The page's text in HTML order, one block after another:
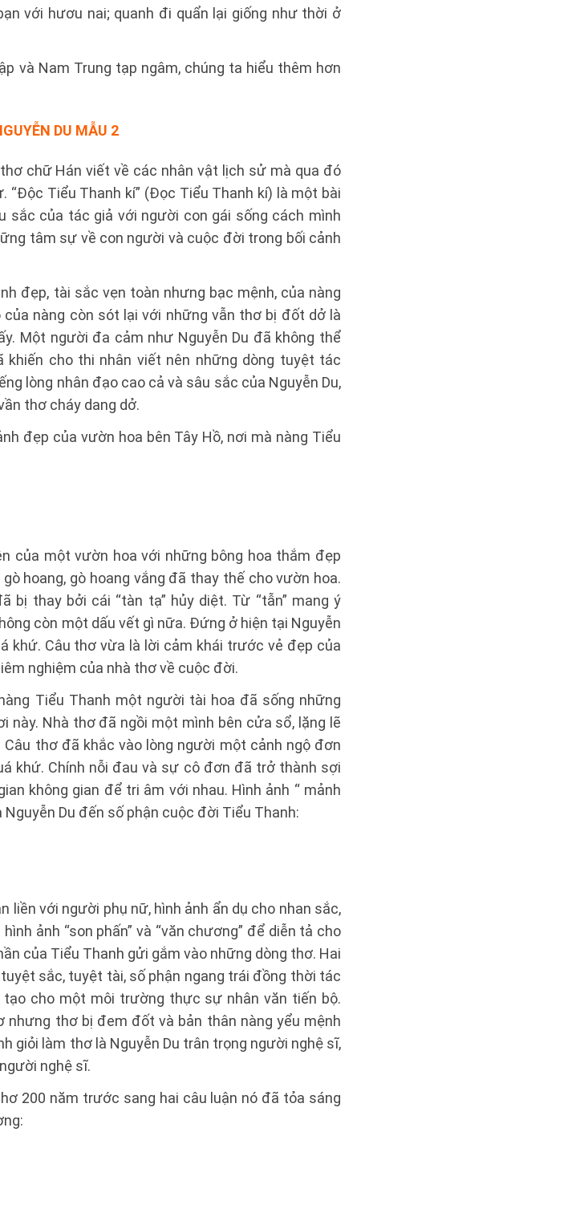
với hươu nai; quanh đi quẩn lại giống như thời ở
và Nam Trung tạp ngâm, chúng ta hiểu thêm hơn
DU MẪU 2
chữ Hán viết về các nhân vật lịch sử mà qua đó
Tiểu Thanh kí” (Đọc Tiểu Thanh kí) là một bài
sắc của tác giả với người con gái sống cách mình
tâm sự về con người và cuộc đời trong bối cảnh
đẹp, tài sắc vẹn toàn nhưng bạc mệnh, của nàng
nàng còn sót lại với những vẫn thơ bị đốt dở là
Một người đa cảm như Nguyễn Du đã không thể
cho thi nhân viết nên những dòng tuyệt tác
lòng nhân đạo cao cả và sâu sắc của Nguyễn Du,
thơ cháy dang dở.
đẹp của vườn hoa bên Tây Hồ, nơi mà nàng Tiểu
của một vườn hoa với những bông hoa thắm đẹp
hoang, gò hoang vắng đã thay thế cho vườn hoa.
bị thay bởi cái “tàn tạ” hủy diệt. Từ “tẫn” mang ý
còn một dấu vết gì nữa. Đứng ở hiện tại Nguyễn
khứ. Câu thơ vừa là lời cảm khái trước vẻ đẹp của
nghiệm của nhà thơ về cuộc đời.
Tiểu Thanh một người tài hoa đã sống những
này. Nhà thơ đã ngồi một mình bên cửa sổ, lặng lẽ
thơ đã khắc vào lòng người một cảnh ngộ đơn
khứ. Chính nỗi đau và sự cô đơn đã trở thành sợi
không gian để tri âm với nhau. Hình ảnh “ mảnh
Du đến số phận cuộc đời Tiểu Thanh:
liền với người phụ nữ, hình ảnh ẩn dụ cho nhan sắc,
ảnh “son phấn” và “văn chương” để diễn tả cho
của Tiểu Thanh gửi gắm vào những dòng thơ. Hai
sắc, tuyệt tài, số phận ngang trái đồng thời tác
cho một môi trường thực sự nhân văn tiến bộ.
nhưng thơ bị đem đốt và bản thân nàng yểu mệnh
giỏi làm thơ là Nguyễn Du trân trọng người nghệ sĩ,
nghệ sĩ.
200 năm trước sang hai câu luận nó đã tỏa sáng